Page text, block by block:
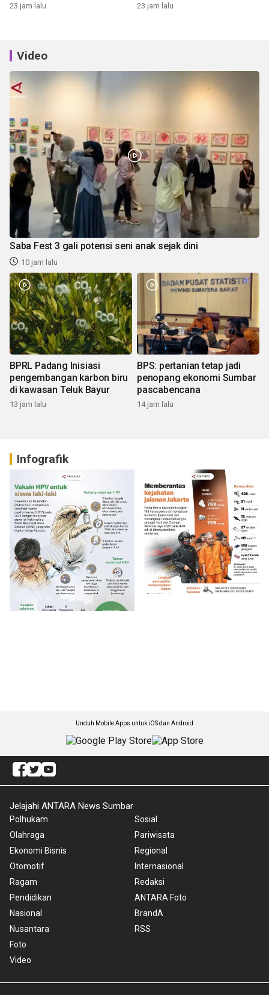
23 jam lalu 23 jam lalu
Video
Saba Fest 3 gali potensi seni anak sejak dini
10 jam lalu
BPRL Padang Inisiasi
pengembangan karbon biru
di kawasan Teluk Bayur
13 jam lalu
BPS: pertanian tetap jadi
penopang ekonomi Sumbar
pascabencana
14 jam lalu
Infografik
Unduh Mobile Apps untuk iOS dan Android
Jelajahi ANTARA News Sumbar
Polhukam
Olahraga
Ekonomi Bisnis
Otomotif
Ragam
Pendidikan
Nasional
Nusantara
Foto
Video
Sosial
Pariwisata
Regional
Internasional
Redaksi
ANTARA Foto
BrandA
RSS